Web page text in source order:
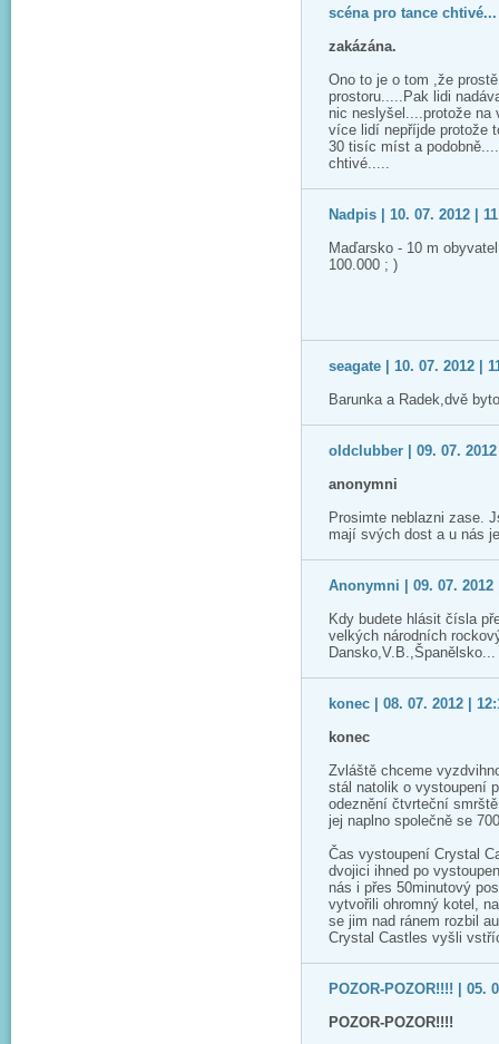
scéna pro tance chtivé...
zakázána.
Ono to je o tom ,že
prostoru.....Pak lidi
nic neslyšel....protože
více lidí nepříjde protože
30 tisíc míst a
chtivé.....
Nadpis | 10. 07. 2012 |
Maďarsko - 10 m
100.000 ; )
seagate | 10. 07. 2012 |
Barunka a Radek,dvě
oldclubber | 09. 07. 2012
anonymni
Prosimte neblazni zase.
mají svých dost a u nás
Anonymni | 09. 07. 2012
Kdy budete hlásit čísla
velkých národních
Dansko,V.B.,Španělsko...
konec | 08. 07. 2012 |
konec
Zvláště chceme
stál natolik o vystoupení
odeznění čtvrteční
jej naplno společně se
Čas vystoupení Crystal
dvojici ihned po
nás i přes 50minutový
vytvořili ohromný kotel,
se jim nad ránem rozbil
Crystal Castles vyšli
POZOR-POZOR!!!! | 05.
POZOR-POZOR!!!!